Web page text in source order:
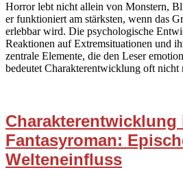
09
Horror lebt nicht allein von Monstern,
er funktioniert am stärksten, wenn das
erlebbar wird. Die psychologische
Reaktionen auf Extremsituationen und
zentrale Elemente, die den Leser
bedeutet Charakterentwicklung oft nicht
Charakterentwicklung
Fantasyroman:
Welteneinfluss